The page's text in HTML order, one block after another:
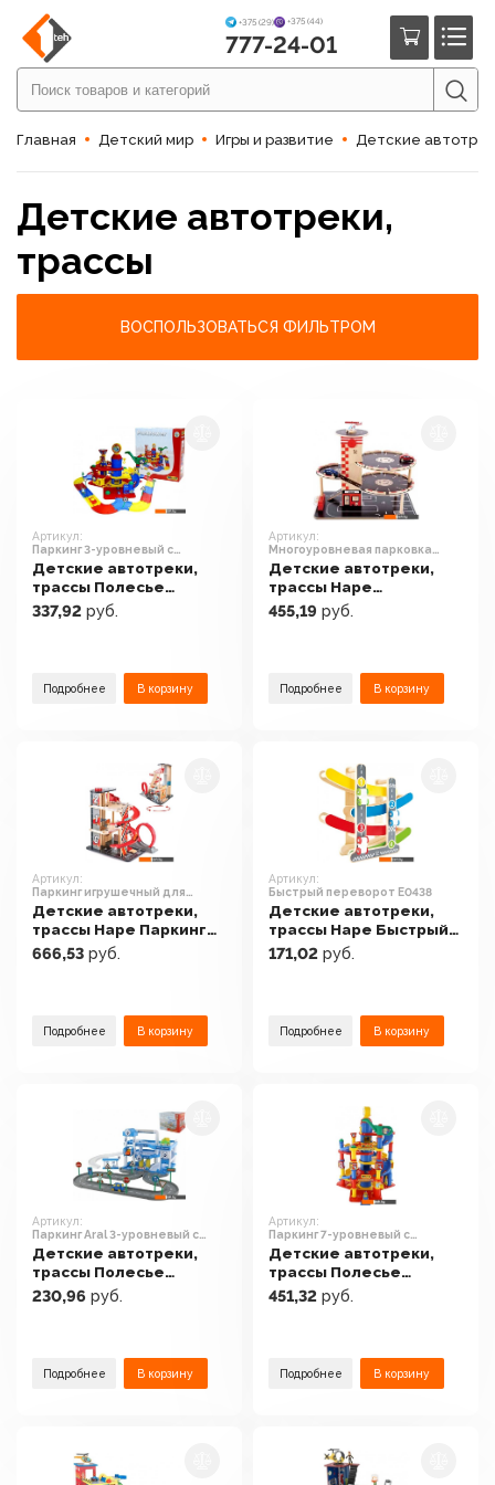
+375 (29) +375 (44)
777-24-01
Главная Детский мир Игры и развитие Детские
Детские автотреки,
трассы
ВОСПОЛЬЗОВАТЬСЯ ФИЛЬТРОМ
Артикул:
Паркинг 3-уровневый с
дорогой и автомобилями 37862
Детские автотреки,
трассы Полесье
Паркинг 3-уровневый с
дорогой и
337,92 руб.
Подробнее В корзину
Артикул:
Многоуровневая парковка
E3002
Детские автотреки,
трассы Hape
Многоуровневая
парковка E3002
455,19 руб.
Подробнее В корзину
Артикул:
Паркинг игрушечный для
трюков E3019
Детские автотреки,
трассы Hape Паркинг
игрушечный для
трюков E3019
666,53 руб.
Подробнее В корзину
Артикул:
Быстрый переворот E0438
Детские автотреки,
трассы Hape Быстрый
переворот E0438
171,02 руб.
Подробнее В корзину
Артикул:
Паркинг Aral 3-уровневый с
дорогой 40428
Детские автотреки,
трассы Полесье
Паркинг Aral 3-
уровневый с дорогой
230,96 руб.
Подробнее В корзину
Артикул:
Паркинг 7-уровневый с
автомобилями 37848
Детские автотреки,
трассы Полесье
Паркинг 7-уровневый с
автомобилями 37848
451,32 руб.
Подробнее В корзину